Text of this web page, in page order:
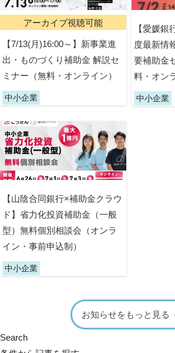
アーカイブ視聴可能
【7/13(月)16:00～】新事業進
出・ものづくり補助金 解説セ
ミナー（無料・オンライン）
中小企業
【愛媛銀
度最新情
要補助金
料・オン
中小企業
【山陰合同銀行×補助金クラウ
ド】省力化投資補助金（一般
型）無料個別相談会（オンラ
イン・事前申込制）
中小企業
お知らせをもっと見る
Search